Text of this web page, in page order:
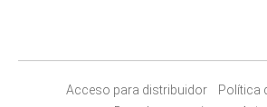
Acceso para distribuidor
Política